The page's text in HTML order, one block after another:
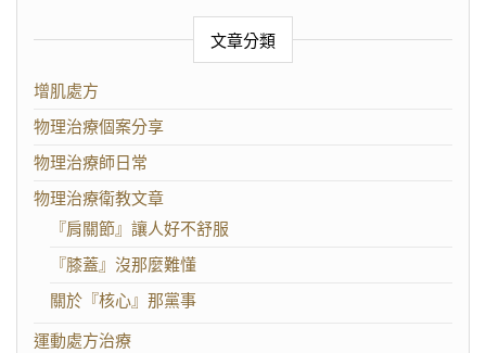
文章分類
增肌處方
物理治療個案分享
物理治療師日常
物理治療衛教文章
『肩關節』讓人好不舒服
『膝蓋』沒那麼難懂
關於『核心』那黨事
運動處方治療